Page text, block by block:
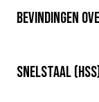
Veiligheid
Bevindingen
Veiligheid
Snelstaal